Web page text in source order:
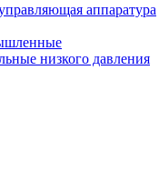
аппаратура
низкого давления